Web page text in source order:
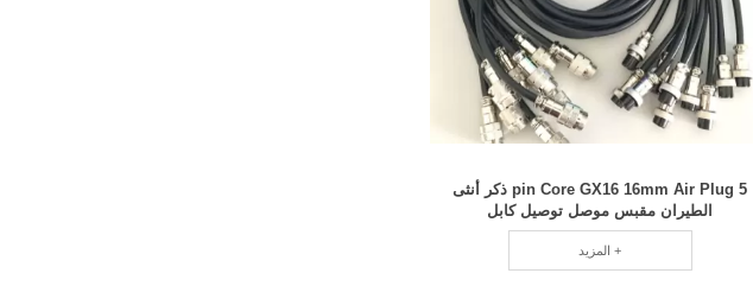
5 pin Core GX16 16mm Air Plug ذكر أنثى
الطيران مقبس موصل توصيل كابل
المزيد +